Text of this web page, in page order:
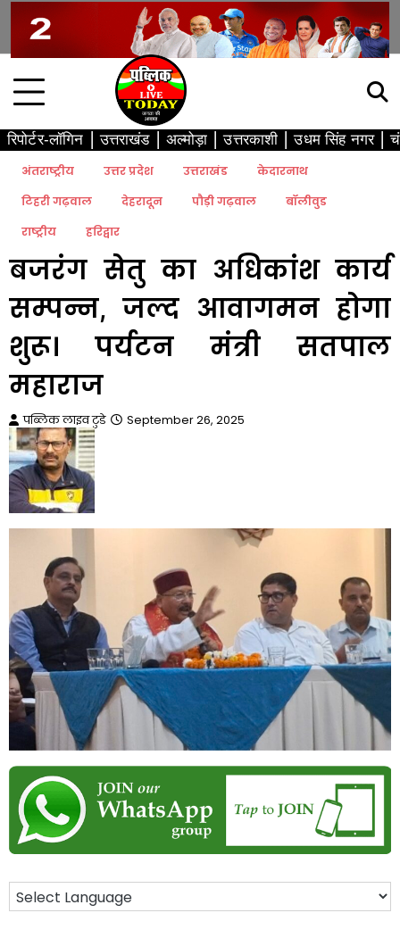
content
रिपोर्टर-लॉगिन उत्तराखंड अल्मोड़ा उत्तरकाशी उधम सिंह नगर
अंतराष्ट्रीय उत्तर प्रदेश उत्तराखंड
केदारनाथ
टिहरी गढ़वाल
देहरादून पौड़ी गढ़वाल
बॉलीवुड
राष्ट्रीय
हरिद्वार
बजरंग सेतु का अधिकांश कार्य
सम्पन्न, जल्द आवागमन होगा
शुरू। पर्यटन मंत्री सतपाल
महाराज
पब्लिक लाइव टुडे September 26, 2025